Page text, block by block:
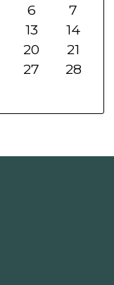
6
7
13
14
20
21
27
28